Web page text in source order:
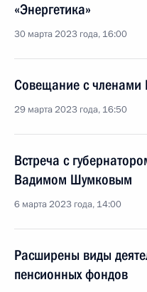
«Энергетика»
30 марта 2023 года, 16:00
Совещание с членами
29 марта 2023 года, 16:50
Встреча с
Вадимом Шумковым
6 марта 2023 года, 14:00
Расширены виды
пенсионных фондов